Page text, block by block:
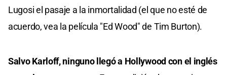
Lugosi el pasaje a la inmortalidad (el que no esté de
acuerdo, vea la película "Ed Wood" de Tim Burton).
Salvo Karloff, ninguno llegó a Hollywood con el inglés